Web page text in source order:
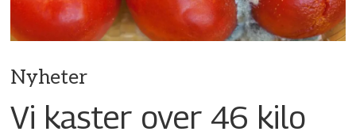
Nyheter
Vi kaster over 46 kilo